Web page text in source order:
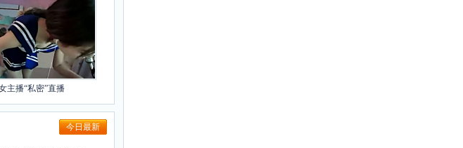
主播“私密”直播
今日最新